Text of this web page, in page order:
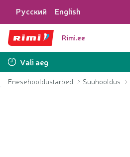
Русский English
Rimi.ee
Vali aeg
Enesehooldustarbed Suuhooldus